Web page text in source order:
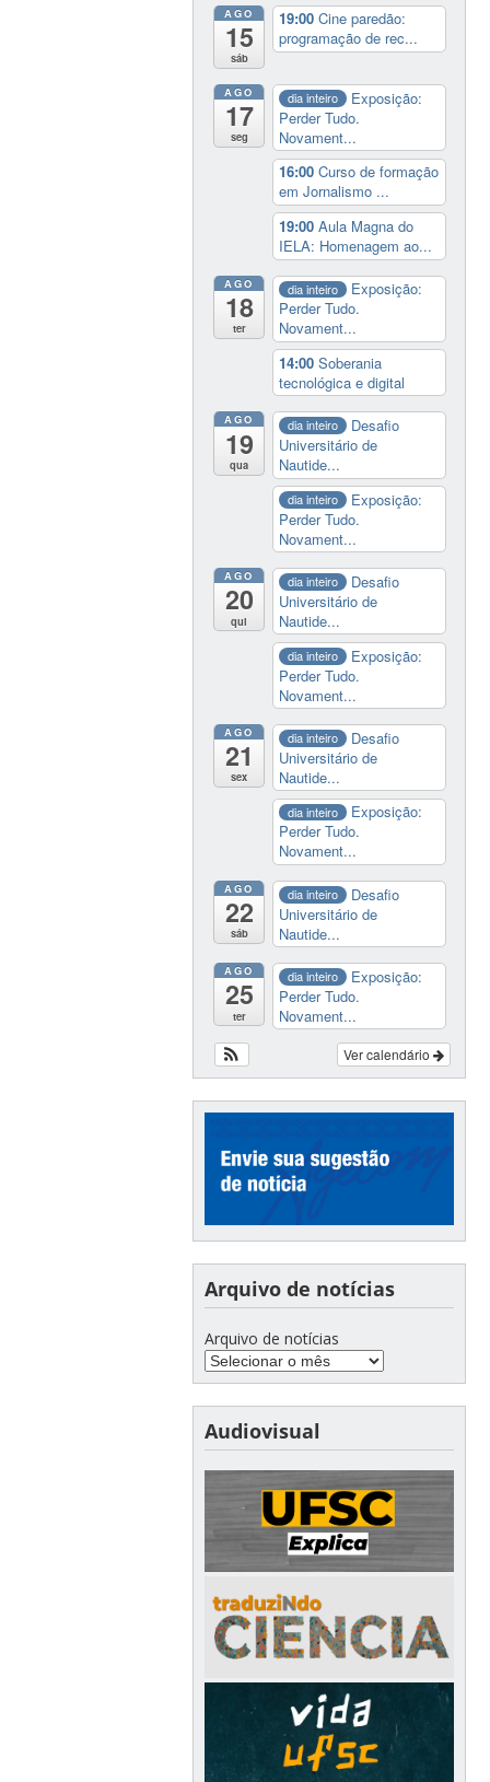
AGO
15
sáb
19:00Cine paredão:
programação de rec...
AGO
17
seg
dia inteiro
Exposição:
Perder Tudo.
Novament...
16:00Curso de formação
em Jornalismo ...
19:00Aula Magna do
IELA: Homenagem ao...
AGO
18
ter
dia inteiro
Exposição:
Perder Tudo.
Novament...
14:00Soberania
tecnológica e digital
AGO
19
qua
dia inteiro
Desafio
Universitário de
Nautide...
dia inteiro
Exposição:
Perder Tudo.
Novament...
AGO
20
qui
dia inteiro
Desafio
Universitário de
Nautide...
dia inteiro
Exposição:
Perder Tudo.
Novament...
AGO
21
sex
dia inteiro
Desafio
Universitário de
Nautide...
dia inteiro
Exposição:
Perder Tudo.
Novament...
AGO
22
sáb
dia inteiro
Desafio
Universitário de
Nautide...
AGO
25
ter
dia inteiro
Exposição:
Perder Tudo.
Novament...
Ver calendário
Arquivo de notícias
Arquivo de notícias
Audiovisual